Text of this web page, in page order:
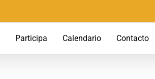
Participa Calendario Contacto